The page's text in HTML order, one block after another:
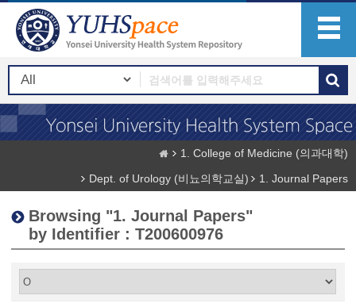
1. College of Medicine (의과대학)
Dept. of Urology (비뇨의학교실)
1. Journal Papers
Browsing "1. Journal Papers"
by Identifier : T200600976